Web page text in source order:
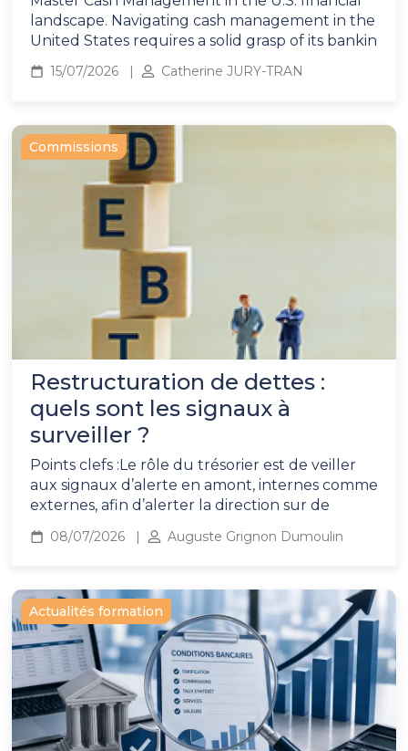
landscape. Navigating cash management in the
United States requires a solid grasp of its bankin
15/07/2026 Catherine JURY-TRAN
Commissions
Restructuration de dettes :
quels sont les signaux à
surveiller ?
Points clefs :Le rôle du trésorier est de veiller
aux signaux d’alerte en amont, internes comme
externes, afin d’alerter la direction sur de
08/07/2026 Auguste Grignon Dumoulin
Actualités formation